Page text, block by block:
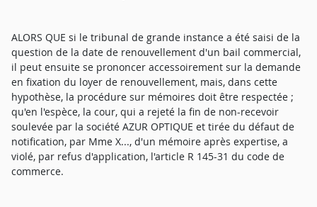
ALORS QUE si le tribunal de grande instance a été saisi de la
question de la date de renouvellement d'un bail commercial,
il peut ensuite se prononcer accessoirement sur la demande
en fixation du loyer de renouvellement, mais, dans cette
hypothèse, la procédure sur mémoires doit être respectée ;
qu'en l'espèce, la cour, qui a rejeté la fin de non-recevoir
soulevée par la société AZUR OPTIQUE et tirée du défaut de
notification, par Mme X..., d'un mémoire après expertise, a
violé, par refus d'application, l'article R 145-31 du code de
commerce.